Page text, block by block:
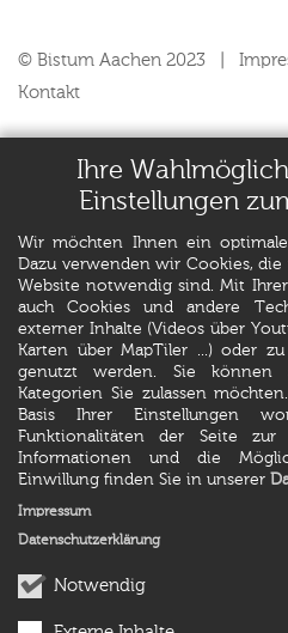
Ihre
Einstellungen
Wir möchten Ihnen ein
Dazu verwenden wir Cookies,
Website notwendig sind. Mit
auch Cookies und andere
externer Inhalte (Videos über
Karten über MapTiler ...) oder
genutzt werden. Sie können
Kategorien Sie zulassen
Basis Ihrer Einstellungen
Funktionalitäten der Seite zur
Informationen und die
Einwillung finden Sie in unserer
Notwendig
Impressum
Datenschutzerklärung
© Bistum Aachen 2023
Kontakt